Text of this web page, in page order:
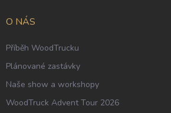
O NÁS
Příběh WoodTrucku
Plánované zastávky
Naše show a workshopy
WoodTruck Advent Tour 2026